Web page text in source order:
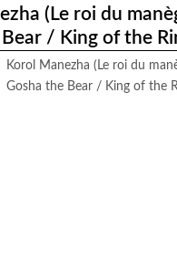
(Le roi du
/ King of the
Korol Manezha (Le roi du
Gosha the Bear / King of the